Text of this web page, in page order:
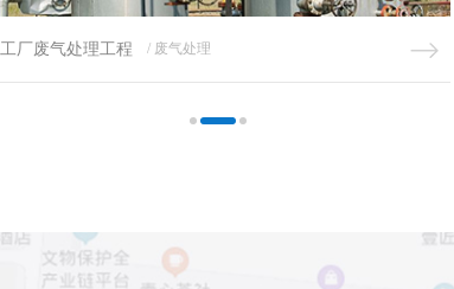
工厂废气处理工程 / 废气处理